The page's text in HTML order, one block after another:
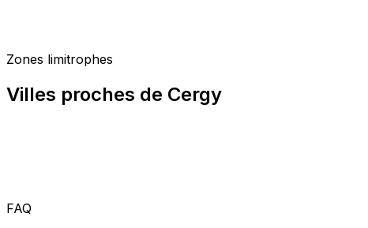
Zones limitrophes
Villes proches de Cergy
FAQ